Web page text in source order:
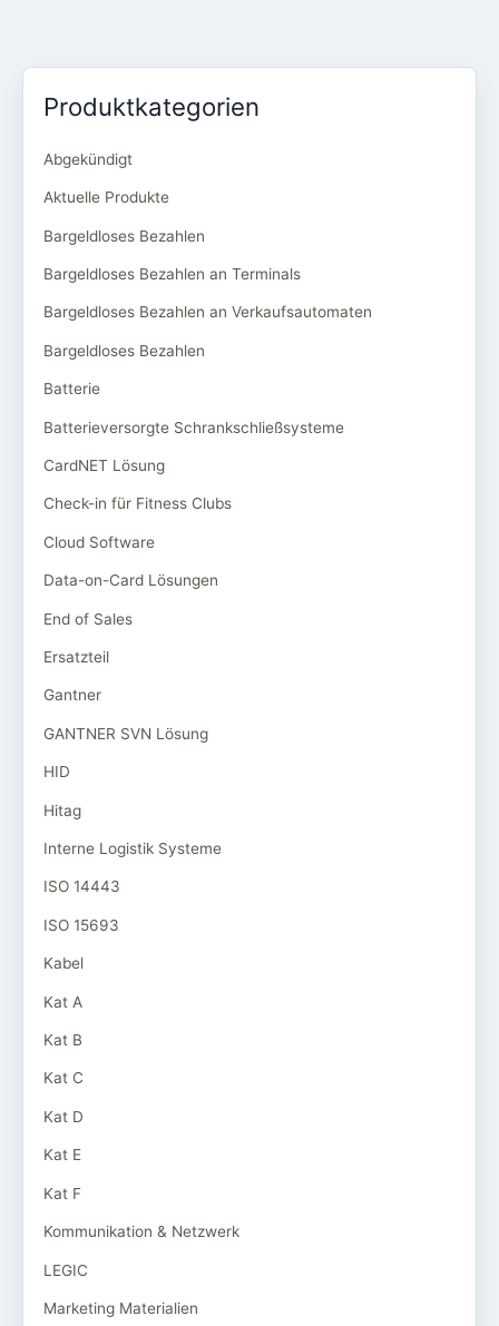
Produktkategorien
Abgekündigt
Aktuelle Produkte
Bargeldloses Bezahlen
Bargeldloses Bezahlen an Terminals
Bargeldloses Bezahlen an Verkaufsautomaten
Bargeldloses Bezahlen
Batterie
Batterieversorgte Schrankschließsysteme
CardNET Lösung
Check-in für Fitness Clubs
Cloud Software
Data-on-Card Lösungen
End of Sales
Ersatzteil
Gantner
GANTNER SVN Lösung
HID
Hitag
Interne Logistik Systeme
ISO 14443
ISO 15693
Kabel
Kat A
Kat B
Kat C
Kat D
Kat E
Kat F
Kommunikation & Netzwerk
LEGIC
Marketing Materialien